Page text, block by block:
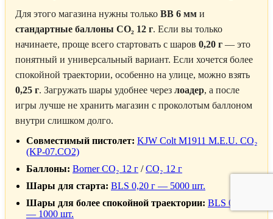
Для этого магазина нужны только BB 6 мм и
стандартные баллоны CO₂ 12 г. Если вы только
начинаете, проще всего стартовать с шаров 0,20 г — это
понятный и универсальный вариант. Если хочется более
спокойной траектории, особенно на улице, можно взять
0,25 г. Загружать шары удобнее через лоадер, а после
игры лучше не хранить магазин с проколотым баллоном
внутри слишком долго.
Совместимый пистолет: KJW Colt M1911 M.E.U. CO₂
(KP-07.CO2)
Баллоны: Borner CO₂ 12 г /CO₂ 12 г
Шары для старта: BLS 0,20 г — 5000 шт.
Шары для более спокойной траектории: BLS 0,25 г
— 1000 шт.